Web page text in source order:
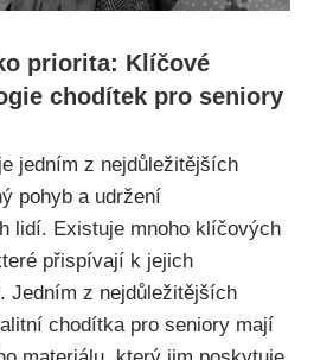
priorita:‌ Klíčové
chodítek pro​ seniory
jedním z nejdůležitějších
pohyb a udržení
lidí. Existuje mnoho klíčových
přispívají‍ k​ jejich
Jedním z nejdůležitějších
chodítka pro seniory⁣ mají